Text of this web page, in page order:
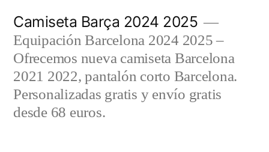
contenido
Camiseta Barça 2024 2025
Equipación Barcelona 2024 2025 –
Ofrecemos nueva camiseta Barcelona
2021 2022, pantalón corto Barcelona.
Personalizadas gratis y envío gratis
desde 68 euros.